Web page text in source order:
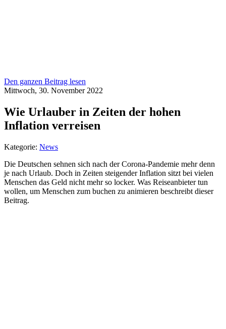
Den ganzen Beitrag lesen
Mittwoch, 30. November 2022
Wie Urlauber in Zeiten der hohen
Inflation verreisen
Kategorie: News
Die Deutschen sehnen sich nach der Corona-Pandemie mehr denn
je nach Urlaub. Doch in Zeiten steigender Inflation sitzt bei vielen
Menschen das Geld nicht mehr so locker. Was Reiseanbieter tun
wollen, um Menschen zum buchen zu animieren beschreibt dieser
Beitrag.